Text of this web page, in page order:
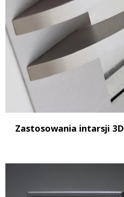
Zastosowania intarsji 3D